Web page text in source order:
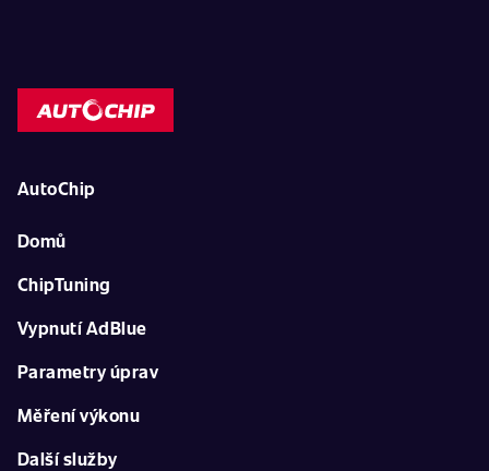
AutoChip
Domů
ChipTuning
Vypnutí AdBlue
Parametry úprav
Měření výkonu
Další služby